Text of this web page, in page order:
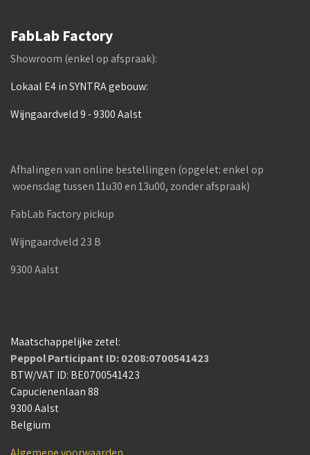
FabLab Factory
Showroom (enkel op afspraak):
Lokaal E4 in SYNTRA gebouw:
Wijngaardveld 9 - 9300 Aalst
Afhalingen van online bestellingen (opgelet: enkel op
woensdag tussen 11u30 en 13u00, zonder afspraak)
FabLab Factory pickup
Wijngaardveld 23 B
9300 Aalst
Maatschappelijke zetel:
Peppol Participant ID: 0208:0700541423
BTW/VAT ID: BE0700541423
Capucienenlaan 88
9300 Aalst
Belgium